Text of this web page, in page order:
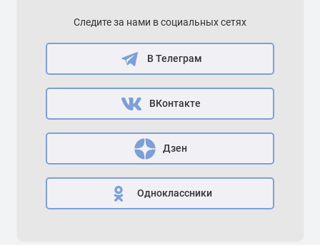
Следите за нами в социальных сетях
В Телеграм
ВКонтакте
Дзен
Одноклассники